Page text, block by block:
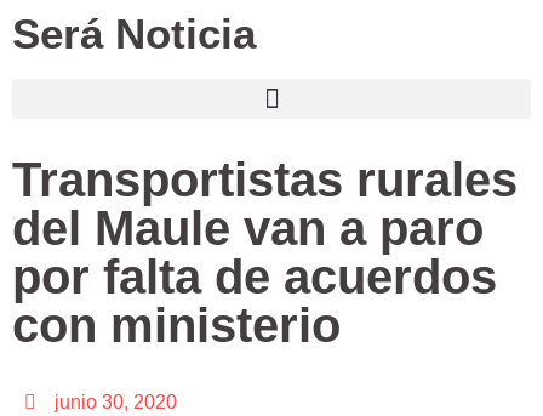
Será Noticia
Transportistas rurales
del Maule van a paro
por falta de acuerdos
con ministerio
junio 30, 2020